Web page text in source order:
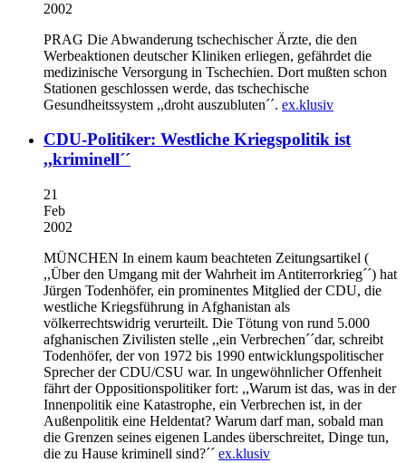
2002
PRAG Die Abwanderung tschechischer Ärzte, die den
Werbeaktionen deutscher Kliniken erliegen, gefährdet die
medizinische Versorgung in Tschechien. Dort mußten schon
Stationen geschlossen werde, das tschechische
Gesundheitssystem ,,droht auszubluten´´. ex.klusiv
CDU-Politiker: Westliche Kriegspolitik ist
,,kriminell´´
21
Feb
2002
MÜNCHEN In einem kaum beachteten Zeitungsartikel (
,,Über den Umgang mit der Wahrheit im Antiterrorkrieg´´) hat
Jürgen Todenhöfer, ein prominentes Mitglied der CDU, die
westliche Kriegsführung in Afghanistan als
völkerrechtswidrig verurteilt. Die Tötung von rund 5.000
afghanischen Zivilisten stelle ,,ein Verbrechen´´dar, schreibt
Todenhöfer, der von 1972 bis 1990 entwicklungspolitischer
Sprecher der CDU/CSU war. In ungewöhnlicher Offenheit
fährt der Oppositionspolitiker fort: ,,Warum ist das, was in der
Innenpolitik eine Katastrophe, ein Verbrechen ist, in der
Außenpolitik eine Heldentat? Warum darf man, sobald man
die Grenzen seines eigenen Landes überschreitet, Dinge tun,
die zu Hause kriminell sind?´´ ex.klusiv